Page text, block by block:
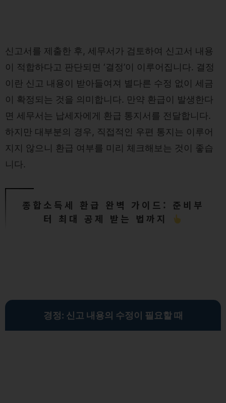
신고서를 제출한 후, 세무서가 검토하여 신고서 내용
이 적합하다고 판단되면 ‘결정’이 이루어집니다. 결정
이란 신고 내용이 받아들여져 별다른 수정 없이 세금
이 확정되는 것을 의미합니다. 만약 환급이 발생한다
면 세무서는 납세자에게 환급 통지서를 전달합니다.
하지만 대부분의 경우, 직접적인 우편 통지는 이루어
지지 않으니 환급 여부를 미리 체크해보는 것이 좋습
니다.
종합소득세 환급 완벽 가이드: 준비부
터 최대 공제 받는 법까지
경정: 신고 내용의 수정이 필요할 때